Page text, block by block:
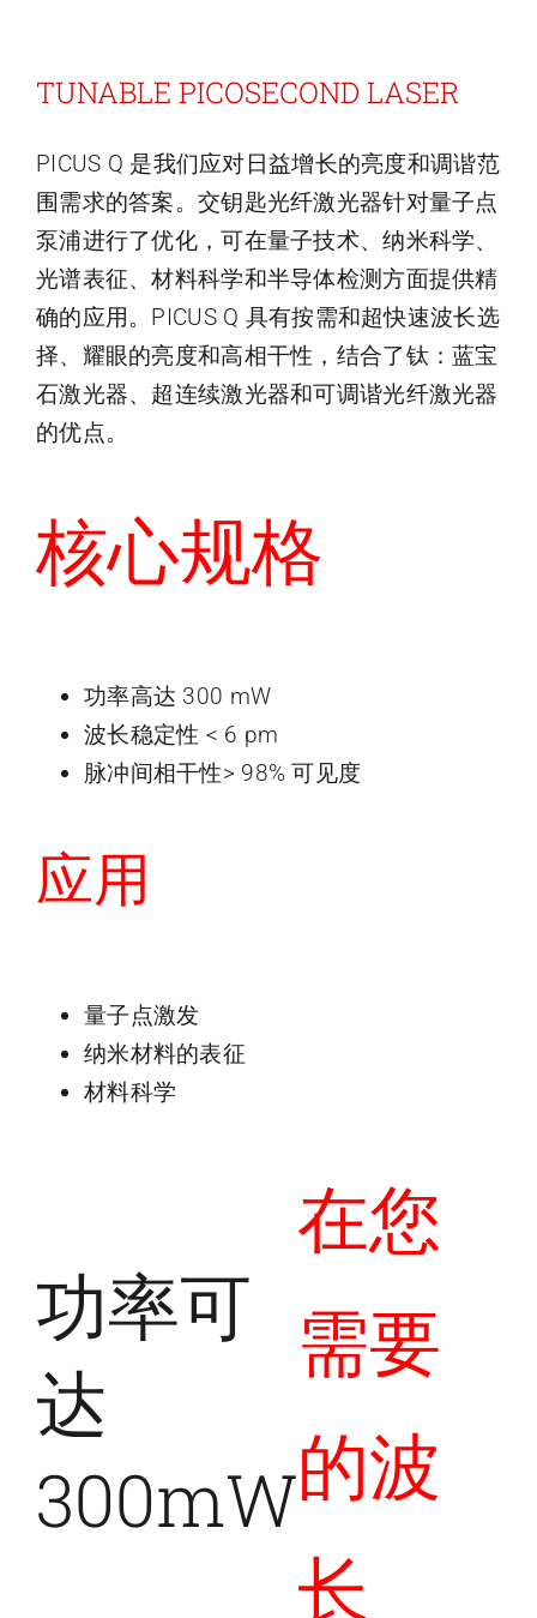
TUNABLE PICOSECOND LASER
PICUS Q 是我们应对日益增长的亮度和调谐范
围需求的答案。交钥匙光纤激光器针对量子点
泵浦进行了优化，可在量子技术、纳米科学、
光谱表征、材料科学和半导体检测方面提供精
确的应用。PICUS Q 具有按需和超快速波长选
择、耀眼的亮度和高相干性，结合了钛：蓝宝
石激光器、超连续激光器和可调谐光纤激光器
的优点。
核心规格
功率高达 300 mW
波长稳定性 < 6 pm
脉冲间相干性> 98% 可见度
应用
量子点激发
纳米材料的表征
材料科学
功率可
达
300mW
在您
需要
的波
长